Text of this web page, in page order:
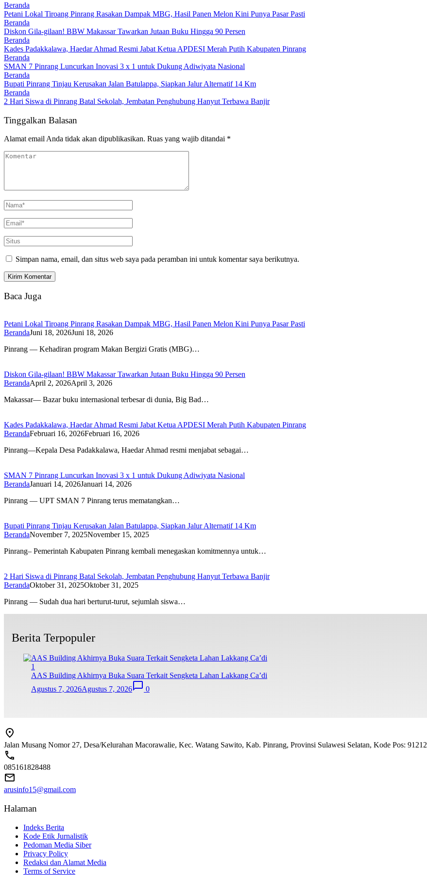
Beranda
Petani Lokal Tiroang Pinrang Rasakan Dampak MBG, Hasil Panen Melon Kini Punya Pasar Pasti
Beranda
Diskon Gila-gilaan! BBW Makassar Tawarkan Jutaan Buku Hingga 90 Persen
Beranda
Kades Padakkalawa, Haedar Ahmad Resmi Jabat Ketua APDESI Merah Putih Kabupaten Pinrang
Beranda
SMAN 7 Pinrang Luncurkan Inovasi 3 x 1 untuk Dukung Adiwiyata Nasional
Beranda
Bupati Pinrang Tinjau Kerusakan Jalan Batulappa, Siapkan Jalur Alternatif 14 Km
Beranda
2 Hari Siswa di Pinrang Batal Sekolah, Jembatan Penghubung Hanyut Terbawa Banjir
Tinggalkan Balasan
Alamat email Anda tidak akan dipublikasikan. Ruas yang wajib ditandai *
Simpan nama, email, dan situs web saya pada peramban ini untuk komentar saya berikutnya.
Baca Juga
Petani Lokal Tiroang Pinrang Rasakan Dampak MBG, Hasil Panen Melon Kini Punya Pasar Pasti
BerandaJuni 18, 2026Juni 18, 2026
Pinrang — Kehadiran program Makan Bergizi Gratis (MBG)…
Diskon Gila-gilaan! BBW Makassar Tawarkan Jutaan Buku Hingga 90 Persen
BerandaApril 2, 2026April 3, 2026
Makassar— Bazar buku internasional terbesar di dunia, Big Bad…
Kades Padakkalawa, Haedar Ahmad Resmi Jabat Ketua APDESI Merah Putih Kabupaten Pinrang
BerandaFebruari 16, 2026Februari 16, 2026
Pinrang—Kepala Desa Padakkalawa, Haedar Ahmad resmi menjabat sebagai…
SMAN 7 Pinrang Luncurkan Inovasi 3 x 1 untuk Dukung Adiwiyata Nasional
BerandaJanuari 14, 2026Januari 14, 2026
Pinrang — UPT SMAN 7 Pinrang terus mematangkan…
Bupati Pinrang Tinjau Kerusakan Jalan Batulappa, Siapkan Jalur Alternatif 14 Km
BerandaNovember 7, 2025November 15, 2025
Pinrang– Pemerintah Kabupaten Pinrang kembali menegaskan komitmennya untuk…
2 Hari Siswa di Pinrang Batal Sekolah, Jembatan Penghubung Hanyut Terbawa Banjir
BerandaOktober 31, 2025Oktober 31, 2025
Pinrang — Sudah dua hari berturut-turut, sejumlah siswa…
Berita Terpopuler
1
AAS Building Akhirnya Buka Suara Terkait Sengketa Lahan Lakkang Ca’di
Agustus 7, 2026Agustus 7, 2026 0
Jalan Musang Nomor 27, Desa/Kelurahan Macorawalie, Kec. Watang Sawito, Kab. Pinrang, Provinsi Sulawesi Selatan, Kode Pos: 91212
085161828488
arusinfo15@gmail.com
Halaman
Indeks Berita
Kode Etik Jurnalistik
Pedoman Media Siber
Privacy Policy
Redaksi dan Alamat Media
Terms of Service